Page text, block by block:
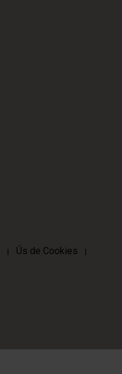
| Ús de Cookies |